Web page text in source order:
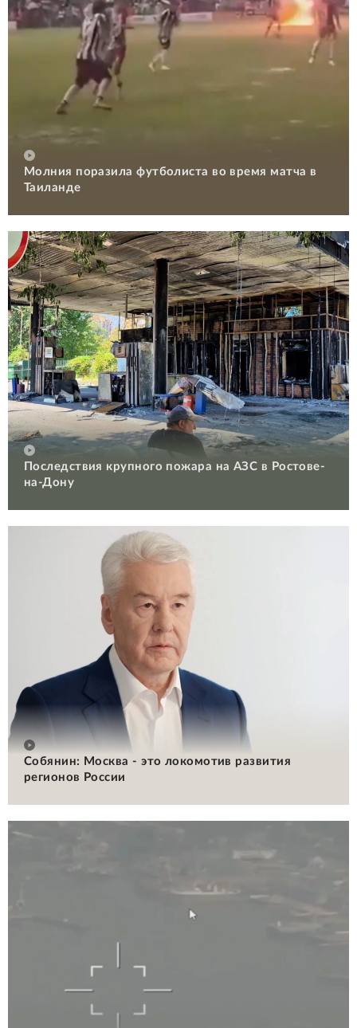
Молния поразила футболиста во время матча в
Таиланде
Последствия крупного пожара на АЗС в Ростове-
на-Дону
Собянин: Москва - это локомотив развития
регионов России